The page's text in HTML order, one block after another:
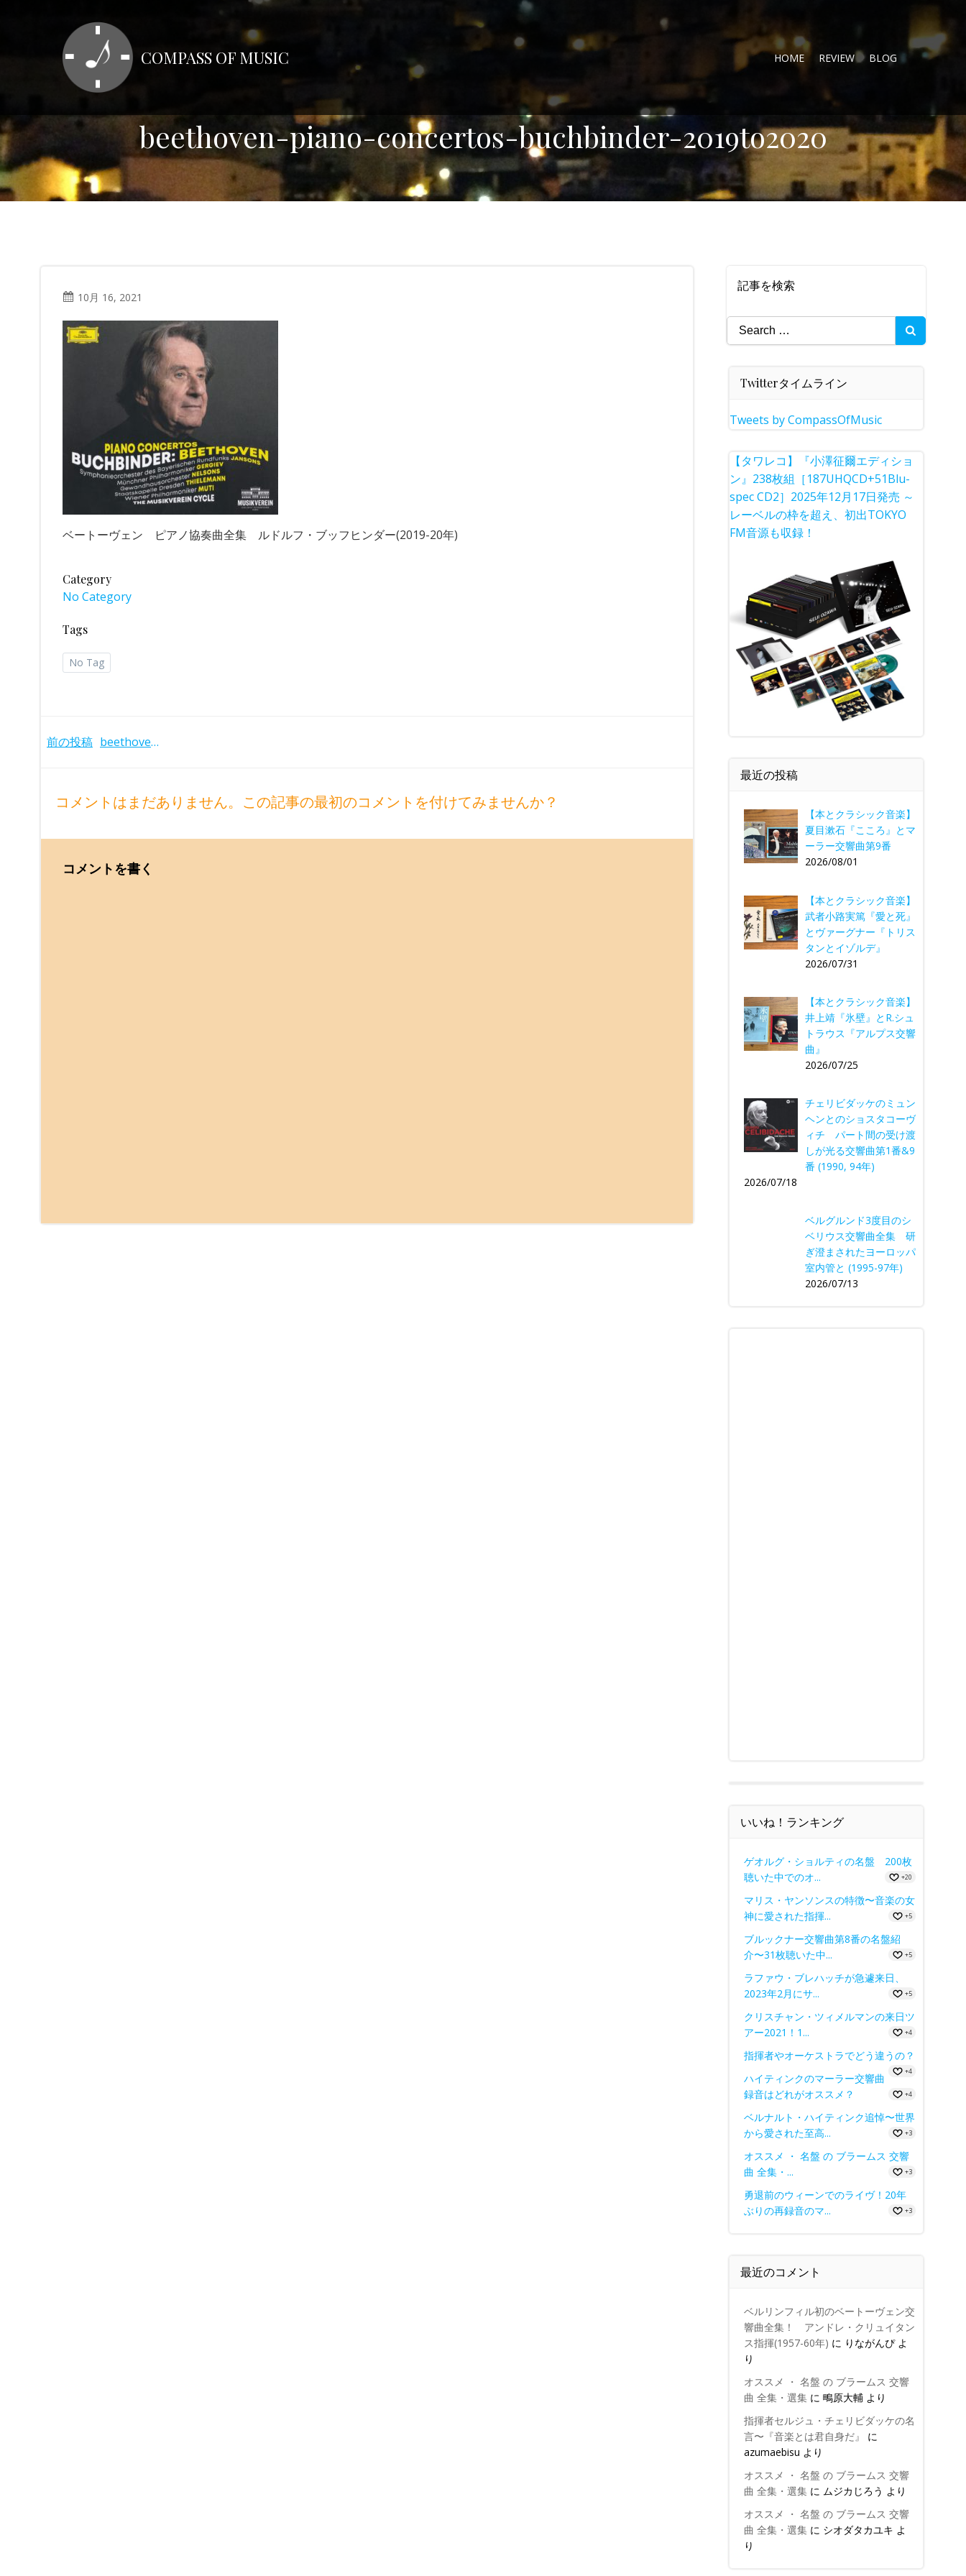
キ
ッ
プ
COMPASS OF MUSIC HOME REVIEW BLOG
beethoven-piano-concertos-buchbinder-2019to2020
10月 16, 2021
ベートーヴェン ピアノ協奏曲全集 ルドルフ・ブッフヒンダー(2019-20年)
Category
No Category
Tags
No Tag
Post
前の投稿 beethoven-piano-concertos-buchbinder-2019to2020
コメントはまだありません。この記事の最初のコメントを付けてみませんか？
コメントを書く
記事を検索
Search
for:
Twitterタイムライン
Tweets by CompassOfMusic
【タワレコ】『小澤征爾エディショ
ン』238枚組［187UHQCD+51Blu-
spec CD2］2025年12月17日発売 ～
レーベルの枠を超え、初出TOKYO
FM音源も収録！
最近の投稿
【本とクラシック音楽】
夏目漱石『こころ』とマ
ーラー交響曲第9番
2026/08/01
【本とクラシック音楽】
武者小路実篤『愛と死』
とヴァーグナー『トリス
タンとイゾルデ』
2026/07/31
【本とクラシック音楽】
井上靖『氷壁』とR.シュ
トラウス『アルプス交響
曲』
2026/07/25
チェリビダッケのミュン
ヘンとのショスタコーヴ
ィチ パート間の受け渡
しが光る交響曲第1番&9
番 (1990, 94年)
2026/07/18
ベルグルンド3度目のシ
ベリウス交響曲全集 研
ぎ澄まされたヨーロッパ
室内管と (1995-97年)
2026/07/13
いいね！ランキング
ゲオルグ・ショルティの名盤 200枚
聴いた中でのオ...
+20
マリス・ヤンソンスの特徴〜音楽の女
神に愛された指揮...
+5
ブルックナー交響曲第8番の名盤紹
介〜31枚聴いた中...
+5
ラファウ・ブレハッチが急遽来日、
2023年2月にサ...
+5
クリスチャン・ツィメルマンの来日ツ
アー2021！1...
+4
指揮者やオーケストラでどう違うの？
+4
ハイティンクのマーラー交響曲
録音はどれがオススメ？
+4
ベルナルト・ハイティンク追悼〜世界
から愛された至高...
+3
オススメ ・ 名盤 の ブラームス 交響
曲 全集・...
+3
勇退前のウィーンでのライヴ！20年
ぶりの再録音のマ...
+3
最近のコメント
ベルリンフィル初のベートーヴェン交
響曲全集！ アンドレ・クリュイタン
ス指揮(1957-60年) に りながんぴよ
り
オススメ ・ 名盤 の ブラームス 交響
曲 全集・選集に 鴫原大輔より
指揮者セルジュ・チェリビダッケの名
言〜『音楽とは君自身だ』
に
azumaebisu より
オススメ ・ 名盤 の ブラームス 交響
曲 全集・選集に ムジカじろう より
オススメ ・ 名盤 の ブラームス 交響
曲 全集・選集に シオダタカユキ よ
り